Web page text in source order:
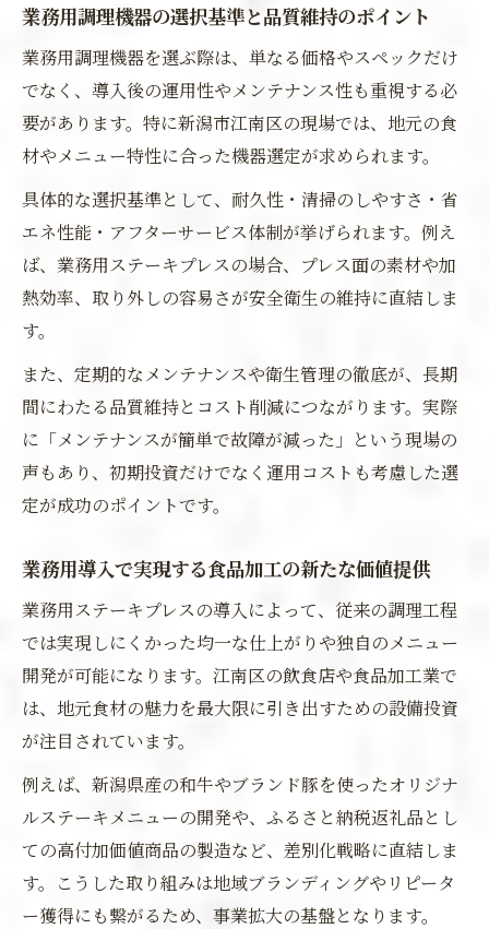
業務用調理機器の選択基準と品質維持のポイント
業務用調理機器を選ぶ際は、単なる価格やスペックだけ
でなく、導入後の運用性やメンテナンス性も重視する必
要があります。特に新潟市江南区の現場では、地元の食
材やメニュー特性に合った機器選定が求められます。
具体的な選択基準として、耐久性・清掃のしやすさ・省
エネ性能・アフターサービス体制が挙げられます。例え
ば、業務用ステーキプレスの場合、プレス面の素材や加
熱効率、取り外しの容易さが安全衛生の維持に直結しま
す。
また、定期的なメンテナンスや衛生管理の徹底が、長期
間にわたる品質維持とコスト削減につながります。実際
に「メンテナンスが簡単で故障が減った」という現場の
声もあり、初期投資だけでなく運用コストも考慮した選
定が成功のポイントです。
業務用導入で実現する食品加工の新たな価値提供
業務用ステーキプレスの導入によって、従来の調理工程
では実現しにくかった均一な仕上がりや独自のメニュー
開発が可能になります。江南区の飲食店や食品加工業で
は、地元食材の魅力を最大限に引き出すための設備投資
が注目されています。
例えば、新潟県産の和牛やブランド豚を使ったオリジナ
ルステーキメニューの開発や、ふるさと納税返礼品とし
ての高付加価値商品の製造など、差別化戦略に直結しま
す。こうした取り組みは地域ブランディングやリピータ
ー獲得にも繋がるため、事業拡大の基盤となります。